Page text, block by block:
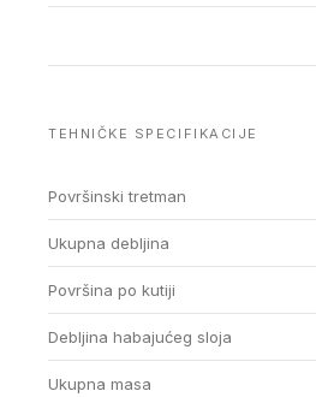
TEHNIČKE SPECIFIKACIJE
Površinski tretman
Ukupna debljina
Površina po kutiji
Debljina habajućeg sloja
Ukupna masa